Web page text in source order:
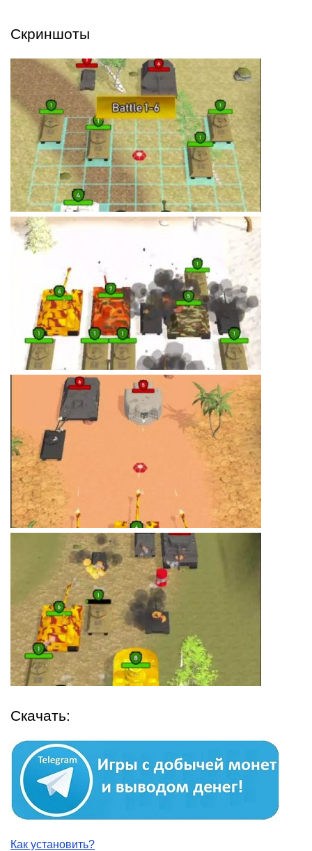
Скриншоты
Скачать:
Как установить?